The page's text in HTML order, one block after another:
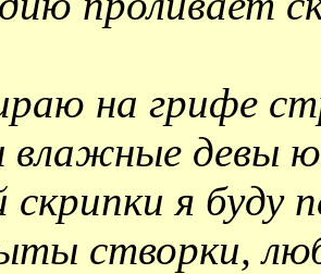
на грифе
влажные девы
скрипки я буду
створки,